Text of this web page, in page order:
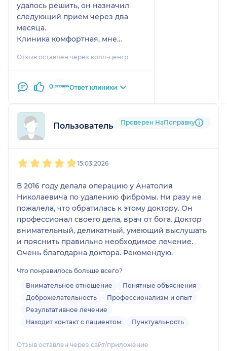
удалось решить, он назначил
следующий приём через два
месяца.
Клиника комфортная, мне
Отзыв оставлен через колл-центр
0 Ответ клиники
Пользователь НаПоправку
Проверен НаПоправку
15.03.2026
В 2016 году делала операцию у Анатолия
Николаевича по удалению фибромы. Ни разу не
пожалела, что обратилась к этому доктору. Он
профессионал своего дела, врач от бога. Доктор
внимательный, деликатный, умеющий выслушать
и пояснить правильно необходимое лечение.
Очень благодарна доктора. Рекомендую.
Что понравилось больше всего?
Внимательное отношение
Понятные объяснения
Доброжелательность
Профессионализм и опыт
Результативное лечение
Находит контакт с пациентом
Пунктуальность
Отзыв оставлен через сайт/приложение